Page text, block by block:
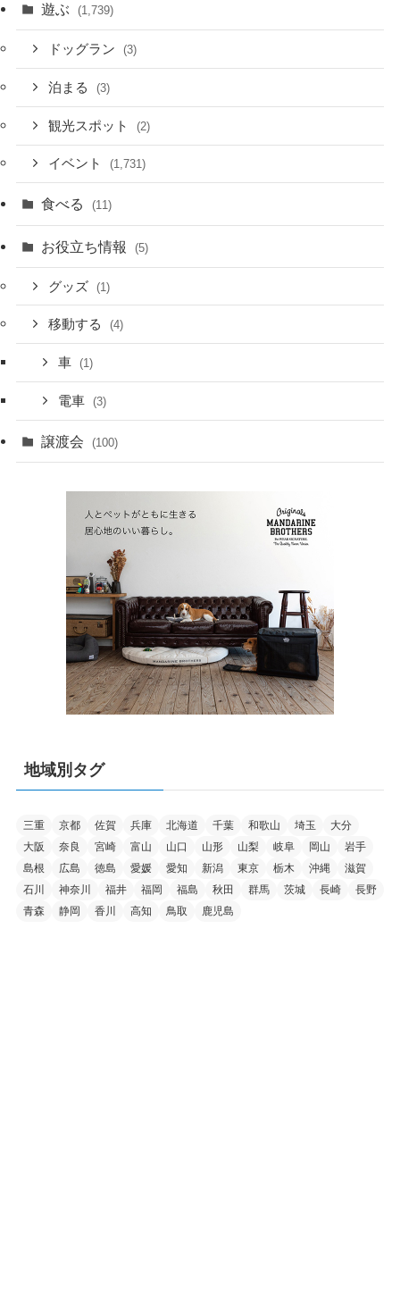
遊ぶ (1,739)
ドッグラン (3)
泊まる (3)
観光スポット (2)
イベント (1,731)
食べる (11)
お役立ち情報 (5)
グッズ (1)
移動する (4)
車 (1)
電車 (3)
譲渡会 (100)
地域別タグ
三重 京都 佐賀 兵庫 北海道 千葉 和歌山 埼玉
大分
大阪
奈良 宮崎 富山 山口 山形 山梨 岐阜 岡山
岩手
島根
広島 徳島 愛媛 愛知 新潟 東京 栃木 沖縄
滋賀
石川
神奈川 福井 福岡 福島 秋田 群馬 茨城 長崎
長野
青森
静岡 香川 高知 鳥取 鹿児島